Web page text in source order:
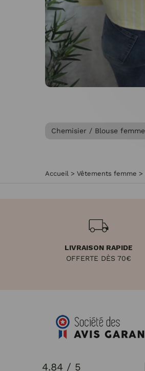
Chemisier / Blouse femme
Accueil > Vêtements femme >
LIVRAISON RAPIDE
OFFERTE DÈS 70€
4.84 / 5